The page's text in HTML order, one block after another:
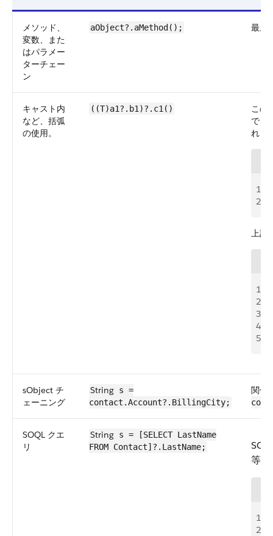
メソッド、
変数、また
はパラメー
ターチェー
ン
aObject?.aMethod(); 最上
キャスト内
など、括弧
の使用。
((T)a1?.b1)?.c1()
この
で、
れま
1
2
上記
1
2
3
4
5
sObject チ
ェーニング
String s =
contact.Account?.BillingCity;
関係
SOQL クエ
リ
String s = [SELECT LastName
FROM Contact]?.LastName;
等で
1
2